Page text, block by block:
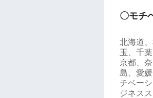
〇モチ
北海道
玉、千
京都、
島、愛
チベー
ジネス